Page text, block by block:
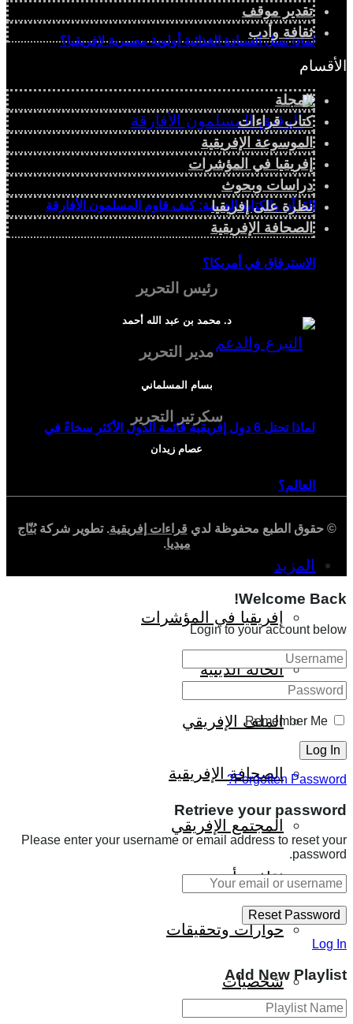
لماذا تمثل السيادة الغذائية أولوية مصيرية لإفريقيا؟
القرآن والكتابة العربية: كيف قاوم المسلمون الأفارقة
الاسترقاق في أمريكا؟
لماذا تحتل 6 دول إفريقية قائمة الدول الأكثر سخاءً في
العالم؟
المزيد
إفريقيا في المؤشرات
الحالة الدينية
الملف الإفريقي
الصحافة الإفريقية
المجتمع الإفريقي
ثقافة وأدب
حوارات وتحقيقات
شخصيات
تقدير موقف
ثقافة وأدب
الأقسام
المجلة
كتاب قراءات
الموسوعة الإفريقية
إفريقيا في المؤشرات
دراسات وبحوث
نظرة على إفريقيا
الصحافة الإفريقية
رئيس التحرير
د. محمد بن عبد الله أحمد
مدير التحرير
بسام المسلماني
سكرتير التحرير
عصام زيدان
© حقوق الطبع محفوظة لدي قراءات إفريقية. تطوير شركةبُنّاج
ميديا.
Welcome Back!
Login to your account below
Remember Me
Forgotten Password?
Retrieve your password
Please enter your username or email address to reset your
password.
Log In
Add New Playlist